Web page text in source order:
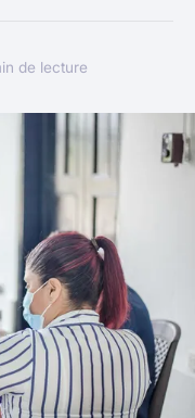
de lecture